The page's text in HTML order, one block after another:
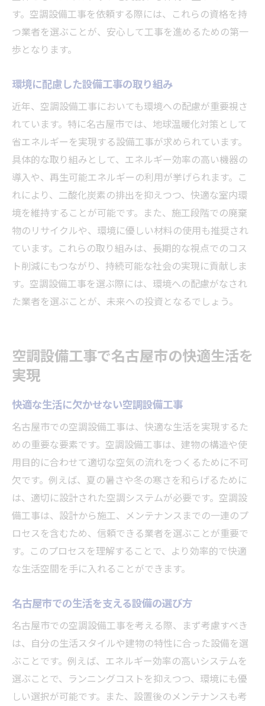
す。空調設備工事を依頼する際には、これらの資格を持
つ業者を選ぶことが、安心して工事を進めるための第一
歩となります。
環境に配慮した設備工事の取り組み
近年、空調設備工事においても環境への配慮が重要視さ
れています。特に名古屋市では、地球温暖化対策として
省エネルギーを実現する設備工事が求められています。
具体的な取り組みとして、エネルギー効率の高い機器の
導入や、再生可能エネルギーの利用が挙げられます。こ
れにより、二酸化炭素の排出を抑えつつ、快適な室内環
境を維持することが可能です。また、施工段階での廃棄
物のリサイクルや、環境に優しい材料の使用も推奨され
ています。これらの取り組みは、長期的な視点でのコス
ト削減にもつながり、持続可能な社会の実現に貢献しま
す。空調設備工事を選ぶ際には、環境への配慮がなされ
た業者を選ぶことが、未来への投資となるでしょう。
空調設備工事で名古屋市の快適生活を
実現
快適な生活に欠かせない空調設備工事
名古屋市での空調設備工事は、快適な生活を実現するた
めの重要な要素です。空調設備工事は、建物の構造や使
用目的に合わせて適切な空気の流れをつくるために不可
欠です。例えば、夏の暑さや冬の寒さを和らげるために
は、適切に設計された空調システムが必要です。空調設
備工事は、設計から施工、メンテナンスまでの一連のプ
ロセスを含むため、信頼できる業者を選ぶことが重要で
す。このプロセスを理解することで、より効率的で快適
な生活空間を手に入れることができます。
名古屋市での生活を支える設備の選び方
名古屋市での空調設備工事を考える際、まず考慮すべき
は、自分の生活スタイルや建物の特性に合った設備を選
ぶことです。例えば、エネルギー効率の高いシステムを
選ぶことで、ランニングコストを抑えつつ、環境にも優
しい選択が可能です。また、設置後のメンテナンスも考